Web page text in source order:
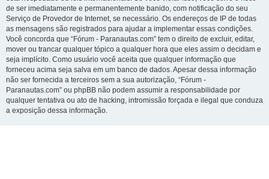
de ser imediatamente e permanentemente banido, com notificação do seu
Serviço de Provedor de Internet, se necessário. Os endereços de IP de todas
as mensagens são registrados para ajudar a implementar essas condições.
Você concorda que “Fórum - Paranautas.com” tem o direito de excluir, editar,
mover ou trancar qualquer tópico a qualquer hora que eles assim o decidam e
seja implícito. Como usuário você aceita que qualquer informação que
forneceu acima seja salva em um banco de dados. Apesar dessa informação
não ser fornecida a terceiros sem a sua autorização, “Fórum -
Paranautas.com” ou phpBB não podem assumir a responsabilidade por
qualquer tentativa ou ato de hacking, intromissão forçada e ilegal que conduza
a exposição dessa informação.